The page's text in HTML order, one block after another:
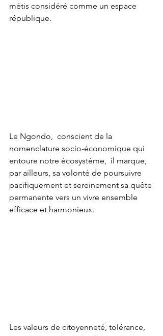
métis considéré comme un espace
république.
Le Ngondo,  conscient de la
nomenclature socio-économique qui
entoure notre écosystème,  il marque,
par ailleurs, sa volonté de poursuivre
pacifiquement et sereinement sa quête
permanente vers un vivre ensemble
efficace et harmonieux.
Les valeurs de citoyenneté, tolérance,